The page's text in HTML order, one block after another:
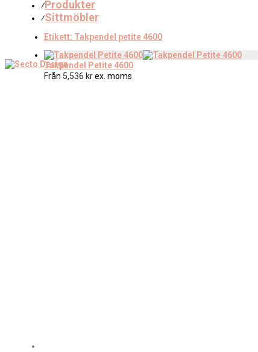
⁄Produkter
⁄Sittmöbler
Etikett: Takpendel petite 4600
Takpendel Petite 4600
Från 5,536 krex. moms